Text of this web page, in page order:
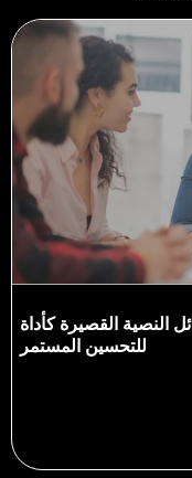
النصية القصيرة كأداة
للتحسين المستمر